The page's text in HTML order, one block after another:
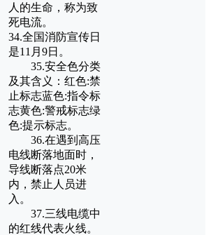
人的生命，称为致
死电流。
34.全国消防宣传日
是11月9日。
35.安全色分类
及其含义：红色:禁
止标志蓝色:指令标
志黄色:警戒标志绿
色:提示标志。
36.在遇到高压
电线断落地面时，
导线断落点20米
内，禁止人员进
入。
37.三线电缆中
的红线代表火线。